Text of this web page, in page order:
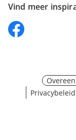
Vind meer
Privacybeleid